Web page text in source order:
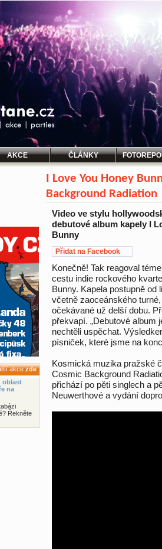
AKCE ČLÁNKY
akcezde
oblast
na
Řekněte
I Love You Honey
Background Radiation
Video ve stylu
debutové album kapely I
Bunny
Přidat na Facebook
Konečně! Tak reagoval
cestu indie rockového
Bunny. Kapela postupně od
včetně zaoceánského
očekávané už delší dobu.
překvapí. „Debutové album
nechtěli uspěchat.
písniček, které jsme na
Kosmická muzika pražské
Cosmic Background
přichází po pěti singlech a
Neuwerthové a vydání